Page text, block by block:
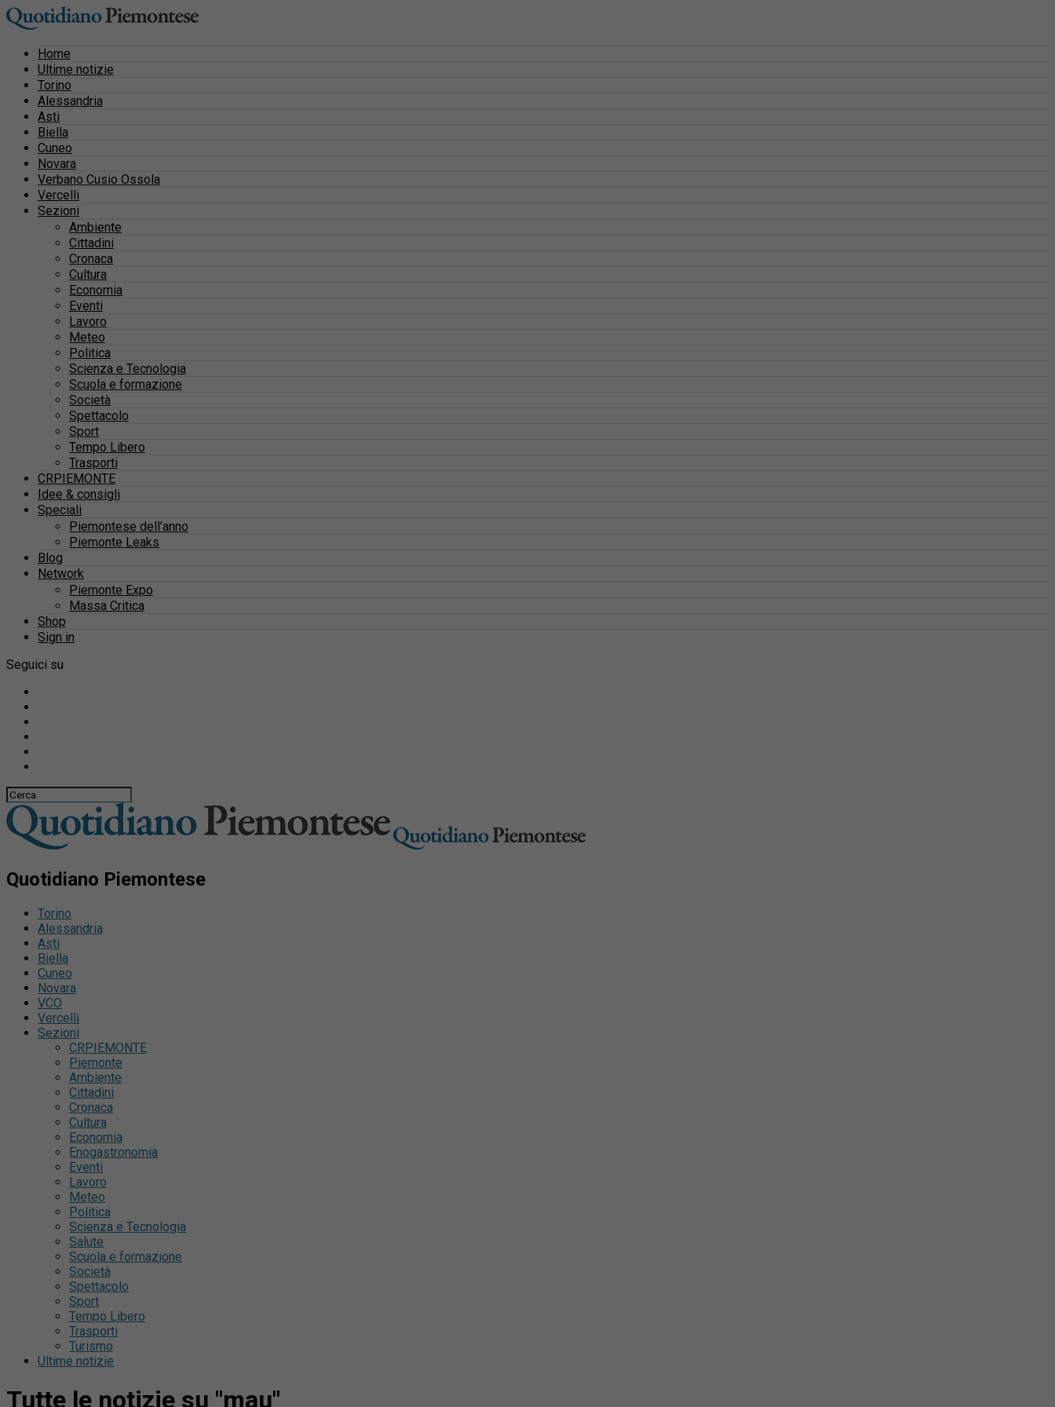
Home
Ultime notizie
Torino
Alessandria
Asti
Biella
Cuneo
Novara
Verbano Cusio Ossola
Vercelli
Sezioni
Ambiente
Cittadini
Cronaca
Cultura
Economia
Eventi
Lavoro
Meteo
Politica
Scienza e Tecnologia
Scuola e formazione
Società
Spettacolo
Sport
Tempo Libero
Trasporti
CRPIEMONTE
Idee & consigli
Speciali
Piemontese dell’anno
Piemonte Leaks
Blog
Network
Piemonte Expo
Massa Critica
Shop
Sign in
Seguici su
Quotidiano Piemontese
Torino
Alessandria
Asti
Biella
Cuneo
Novara
VCO
Vercelli
Sezioni
CRPIEMONTE
Piemonte
Ambiente
Cittadini
Cronaca
Cultura
Economia
Enogastronomia
Eventi
Lavoro
Meteo
Politica
Scienza e Tecnologia
Salute
Scuola e formazione
Società
Spettacolo
Sport
Tempo Libero
Trasporti
Turismo
Ultime notizie
Tutte le notizie su "mau"